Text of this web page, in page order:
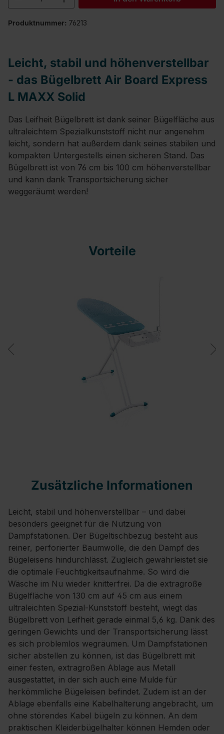
Produktnummer: 76213
Leicht, stabil und höhenverstellbar
- das Bügelbrett Air Board Express
L MAXX Solid
Das Leifheit Bügelbrett ist dank seiner Bügelfläche aus
ultraleichtem Spezialkunststoff nicht nur angenehm
leicht, sondern hat außerdem dank seines stabilen und
kompakten Untergestells einen sicheren Stand. Das
Bügelbrett ist von 76 cm bis 100 cm höhenverstellbar
und kann dank Transportsicherung sicher
weggeräumt werden!
Vorteile
Zusätzliche Informationen
Leicht, stabil und höhenverstellbar – und dabei
besonders geeignet für die Nutzung von
Dampfstationen. Der Bügeltischbezug besteht aus
reiner, perforierter Baumwolle, die den Dampf des
Bügeleisens hindurchlässt. Zugleich gewährleistet sie
die optimale Feuchtigkeitsaufnahme. So wird die
Wäsche im Nu wieder knitterfrei. Da die extragroße
Bügelfläche von 130 cm auf 45 cm aus einem
ultraleichten Spezial-Kunststoff besteht, wiegt das
Bügelbrett von Leifheit gerade einmal 5,6 kg. Dank des
geringen Gewichts und der Transportsicherung lässt
es sich problemlos wegräumen. Um Dampfstationen
sicher abstellen zu können, ist das Bügelbrett mit
einer festen, extragroßen Ablage aus Metall
ausgestattet, in der sich auch eine Mulde für
herkömmliche Bügeleisen befindet. Zudem ist an der
Ablage ebenfalls eine Kabelhalterung angebracht, um
ohne störendes Kabel bügeln zu können. An dem
praktischen Kleiderbügelhalter können Hemden oder